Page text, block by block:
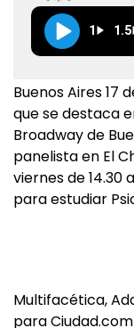
1 1.5
Buenos Aires 17
que se destaca
Broadway de
panelista en El
viernes de 14.30
para estudiar
Multifacética,
para